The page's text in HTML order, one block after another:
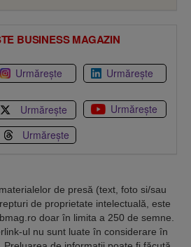
BUSINESS MAGAZIN
Urmărește Urmărește
Urmărește
Urmărește
Urmărește
de presă (text, foto si/sau
de proprietate intelectuală, este
doar în limita a 250 de semne.
ul nu sunt luate în considerare în